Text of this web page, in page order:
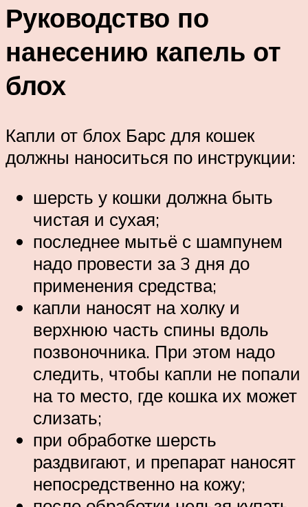
Руководство по
нанесению капель от
блох
Капли от блох Барс для кошек
должны наноситься по инструкции:
шерсть у кошки должна быть
чистая и сухая;
последнее мытьё с шампунем
надо провести за 3 дня до
применения средства;
капли наносят на холку и
верхнюю часть спины вдоль
позвоночника. При этом надо
следить, чтобы капли не попали
на то место, где кошка их может
слизать;
при обработке шерсть
раздвигают, и препарат наносят
непосредственно на кожу;